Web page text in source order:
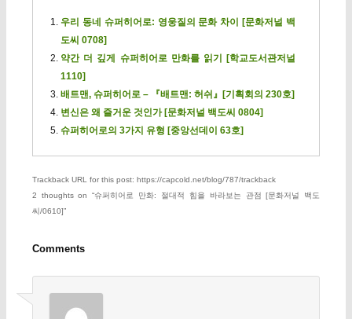
우리 동네 슈퍼히어로: 영웅질의 문화 차이 [문화저널 백
도씨 0708]
약간 더 깊게 슈퍼히어로 만화를 읽기 [학교도서관저널
1110]
배트맨, 슈퍼히어로 – 『배트맨: 허쉬』[기획회의 230호]
변신은 왜 즐거운 것인가 [문화저널 백도씨 0804]
슈퍼히어로의 3가지 유형 [중앙선데이 63호]
Trackback URL for this post: https://capcold.net/blog/787/trackback
2 thoughts on “슈퍼히어로 만화: 절대적 힘을 바라보는 관점 [문화저널 백도
씨/0610]”
Comments